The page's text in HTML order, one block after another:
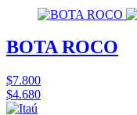
BOTA ROCO
$7.800
$4.680